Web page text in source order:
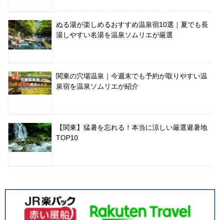
ぬる湯が楽しめるおすすめ温泉宿10選｜夏でも長
湯しやすい名湯を温泉ソムリエが厳選
関東の穴場温泉｜今週末でも予約が取りやすい温
泉宿を温泉ソムリエが紹介
【関東】猛暑を忘れる！本当に涼しい厳選避暑地
TOP10